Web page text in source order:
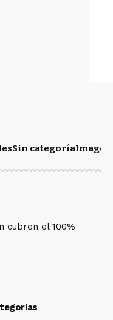
Sin categoríaImagen
cubren el 100%